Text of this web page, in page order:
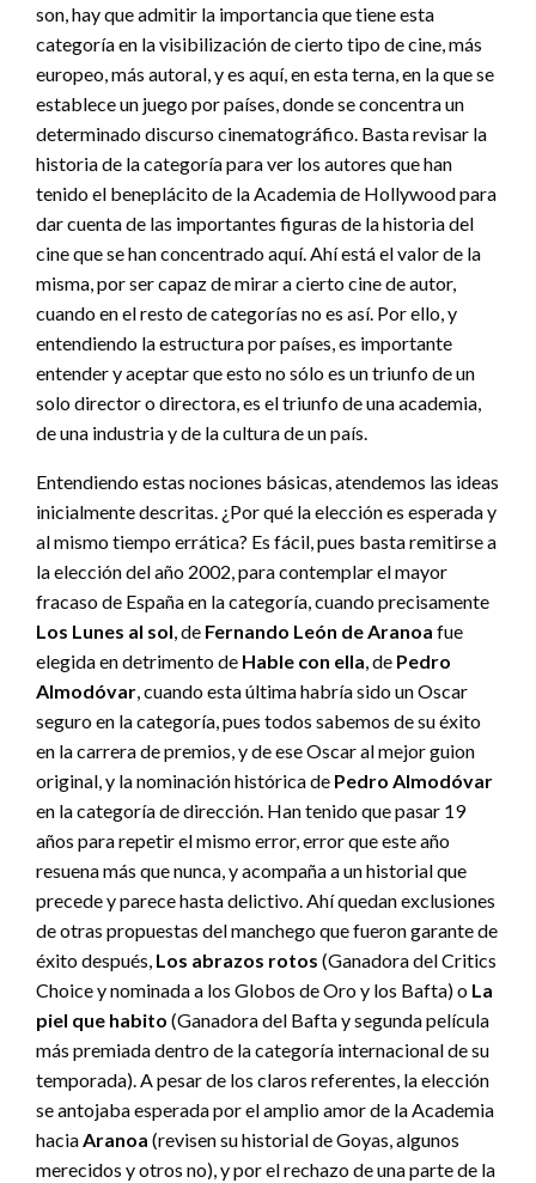
son, hay que admitir la importancia que tiene esta
categoría en la visibilización de cierto tipo de cine, más
europeo, más autoral, y es aquí, en esta terna, en la que se
establece un juego por países, donde se concentra un
determinado discurso cinematográfico. Basta revisar la
historia de la categoría para ver los autores que han
tenido el beneplácito de la Academia de Hollywood para
dar cuenta de las importantes figuras de la historia del
cine que se han concentrado aquí. Ahí está el valor de la
misma, por ser capaz de mirar a cierto cine de autor,
cuando en el resto de categorías no es así. Por ello, y
entendiendo la estructura por países, es importante
entender y aceptar que esto no sólo es un triunfo de un
solo director o directora, es el triunfo de una academia,
de una industria y de la cultura de un país.
Entendiendo estas nociones básicas, atendemos las ideas
inicialmente descritas. ¿Por qué la elección es esperada y
al mismo tiempo errática? Es fácil, pues basta remitirse a
la elección del año 2002, para contemplar el mayor
fracaso de España en la categoría, cuando precisamente
Los Lunes al sol , de Fernando León de Aranoa fue
elegida en detrimento de Hable con ella , de Pedro
Almodóvar , cuando esta última habría sido un Oscar
seguro en la categoría, pues todos sabemos de su éxito
en la carrera de premios, y de ese Oscar al mejor guion
original, y la nominación histórica de Pedro Almodóvar
en la categoría de dirección. Han tenido que pasar 19
años para repetir el mismo error, error que este año
resuena más que nunca, y acompaña a un historial que
precede y parece hasta delictivo. Ahí quedan exclusiones
de otras propuestas del manchego que fueron garante de
éxito después, Los abrazos rotos (Ganadora del Critics
Choice y nominada a los Globos de Oro y los Bafta) o La
piel que habito (Ganadora del Bafta y segunda película
más premiada dentro de la categoría internacional de su
temporada). A pesar de los claros referentes, la elección
se antojaba esperada por el amplio amor de la Academia
hacia Aranoa (revisen su historial de Goyas, algunos
merecidos y otros no), y por el rechazo de una parte de la